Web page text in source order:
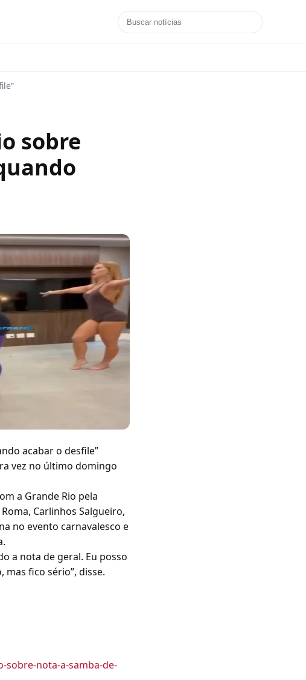
sobre
acabar o desfile”
vez no último domingo
a Grande Rio pela
Carlinhos Salgueiro,
no evento carnavalesco e
a nota de geral. Eu posso
fico sério”, disse.
nota-a-samba-de-